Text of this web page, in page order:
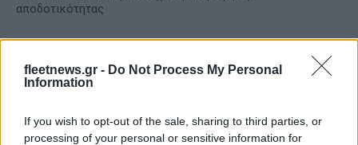
fleetnews.gr - Do Not Process My Personal
Information
If you wish to opt-out of the sale, sharing to third parties, or
processing of your personal or sensitive information for
αποδοτικότητας
Άρης: Το πρόγραμμα
ΠΑΟΚ: Έφτασε στη